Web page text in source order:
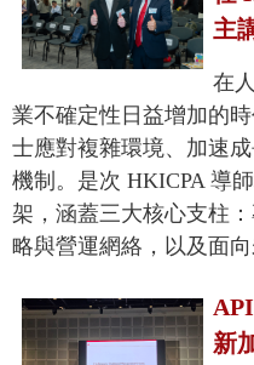
主
在
業不確定性日益增加的
士應對複雜環境、加速
機制。是次 HKICPA 導
架，涵蓋三大核心支柱
略與營運網絡，以及面向
新